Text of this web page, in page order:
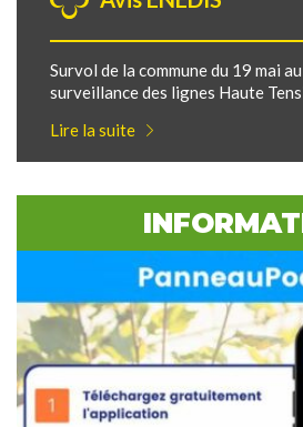
Survol de la commune du 19 mai
surveillance des lignes Haute
Lire la suite